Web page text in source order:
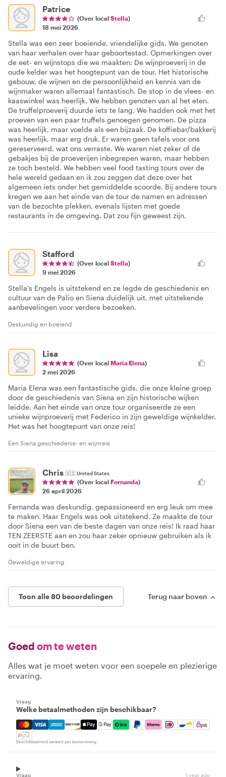
Patrice
(Over local Stella)
18 mei 2026
Stella was een zeer boeiende, vriendelijke gids. We genoten
van haar verhalen over haar geboortestad. Opmerkingen over
de eet- en wijnstops die we maakten: De wijnproeverij in de
oude kelder was het hoogtepunt van de tour. Het historische
gebouw, de wijnen en de persoonlijkheid en kennis van de
wijnmaker waren allemaal fantastisch. De stop in de vlees- en
kaaswinkel was heerlijk. We hebben genoten van al het eten.
De truffelproeverij duurde iets te lang. We hadden ook met het
proeven van een paar truffels genoegen genomen. De pizza
was heerlijk, maar voelde als een bijzaak. De koffiebar/bakkerij
was heerlijk, maar erg druk. Er waren geen tafels voor ons
gereserveerd, wat ons verraste. We waren niet zeker of de
gebakjes bij de proeverijen inbegrepen waren, maar hebben
ze toch besteld. We hebben veel food tasting tours over de
hele wereld gedaan en ik zou zeggen dat deze over het
algemeen iets onder het gemiddelde scoorde. Bij andere tours
kregen we aan het einde van de tour de namen en adressen
van de bezochte plekken, evenals lijsten met goede
restaurants in de omgeving. Dat zou fijn geweest zijn.
Stafford
(Over local Stella)
9 mei 2026
Stella's Engels is uitstekend en ze legde de geschiedenis en
cultuur van de Palio en Siena duidelijk uit, met uitstekende
aanbevelingen voor verdere bezoeken.
Deskundig en boeiend
Lisa
(Over local Maria Elena)
2 mei 2026
Maria Elena was een fantastische gids, die onze kleine groep
door de geschiedenis van Siena en zijn historische wijken
leidde. Aan het einde van onze tour organiseerde ze een
unieke wijnproeverij met Federico in zijn geweldige wijnkelder.
Het was het hoogtepunt van onze reis!
Een Siena geschiedenis- en wijnreis
Chris 🇺🇸United States
(Over local Fernanda)
26 april 2026
Fernanda was deskundig, gepassioneerd en erg leuk om mee
te maken. Haar Engels was ook uitstekend. Ze maakte de tour
door Siena een van de beste dagen van onze reis! Ik raad haar
TEN ZEERSTE aan en zou haar zeker opnieuw gebruiken als ik
ooit in de buurt ben.
Geweldige ervaring
Toon alle 80 beoordelingen Terug naar boven
Goed om te weten
Alles wat je moet weten voor een soepele en plezierige
ervaring.
Vraag
Welke betaalmethoden zijn beschikbaar?
Mastercard, Visa, Amex, Discover, Apple Pay, Google
Beschikbaarheid varieert per bestemming
Vraag 1 year ago